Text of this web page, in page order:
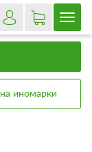
на иномарки